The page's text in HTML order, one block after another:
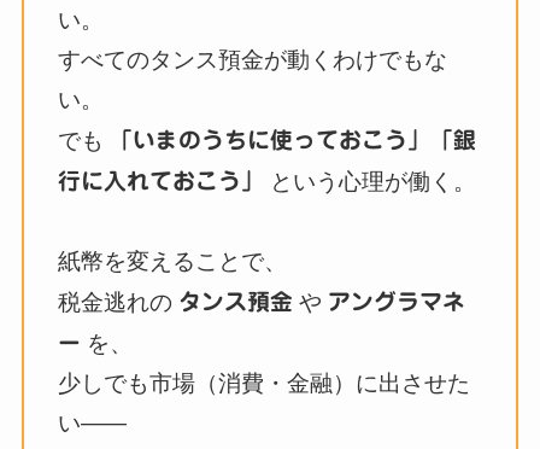
い。
すべてのタンス預金が動くわけでもな
い。
でも
「いまのうちに使っておこう」「銀
行に入れておこう」
という心理が働く。
紙幣を変えることで、
税金逃れの タンス預金 や アングラマネ
ー を、
少しでも市場（消費・金融）に出させた
い——